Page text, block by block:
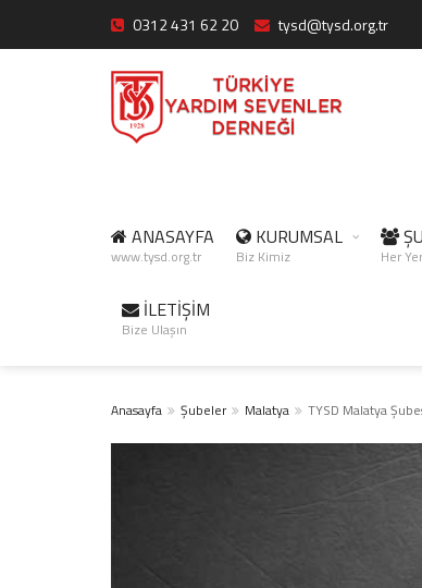
0312 431 62 20 tysd@tysd.org.tr
ANASAYFA
www.tysd.org.tr
KURUMSAL
Biz Kimiz Her
İLETİŞİM
Bize Ulaşın
Anasayfa Şubeler Malatya TYSD Malatya